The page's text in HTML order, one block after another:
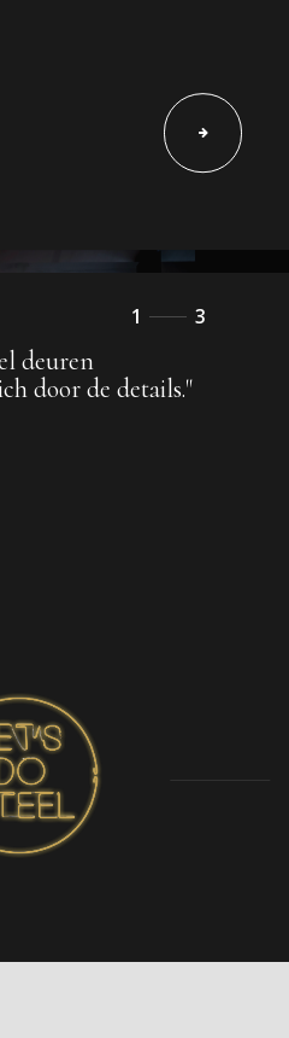
1
4
3
deuren
door de details."